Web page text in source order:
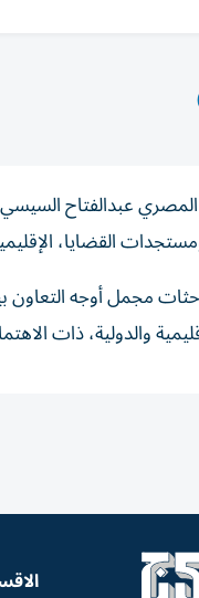
عبدالفتاح السيسي،
القضايا،
مجمل أوجه
والدولية، ذات